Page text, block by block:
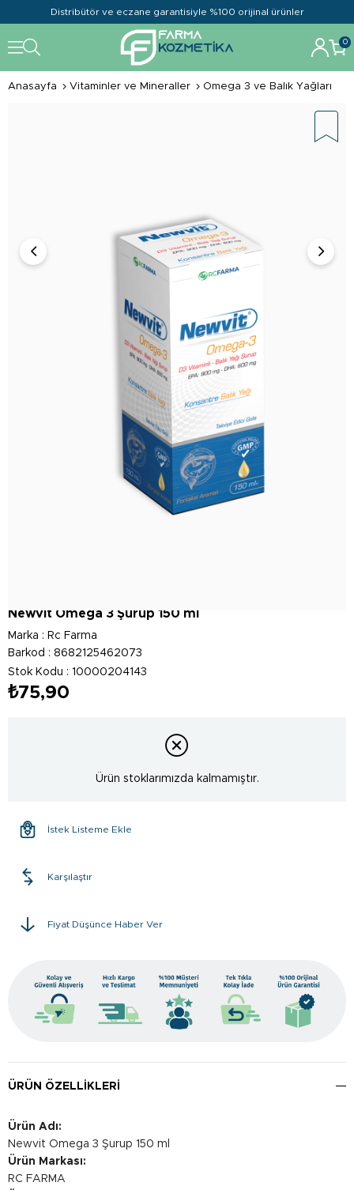
Distribütör ve eczane garantisiyle %100 orijinal ürünler
0
Anasayfa Vitaminler ve Mineraller Omega 3 ve Balık Yağları
Newvit Omega 3 Şurup 150 ml
Marka : Rc Farma
Barkod : 8682125462073
Stok Kodu
10000204143
₺75,90
Ürün stoklarımızda kalmamıştır.
İstek Listeme Ekle
Karşılaştır
Fiyat Düşünce Haber Ver
ÜRÜN ÖZELLIKLERI
Ürün Adı:
Newvit Omega 3 Şurup 150 ml
Ürün Markası:
RC FARMA